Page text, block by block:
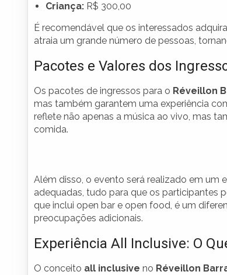
Criança: R$ 300,00
É recomendável que os interessados
atraia um grande número de pessoas,
Pacotes e Valores dos
Os pacotes de ingressos para o Réveillon
mas também garantem uma experiência
reflete não apenas a música ao vivo, mas
comida.
Além disso, o evento será realizado em um
adequadas, tudo para que os participantes
que inclui open bar e open food, é um
preocupações adicionais.
Experiência All Inclusive: O
O conceito all inclusive no Réveillon